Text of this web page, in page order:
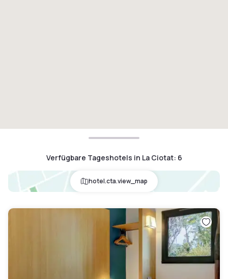
Verfügbare Tageshotels in La Ciotat: 6
hotel.cta.view_map